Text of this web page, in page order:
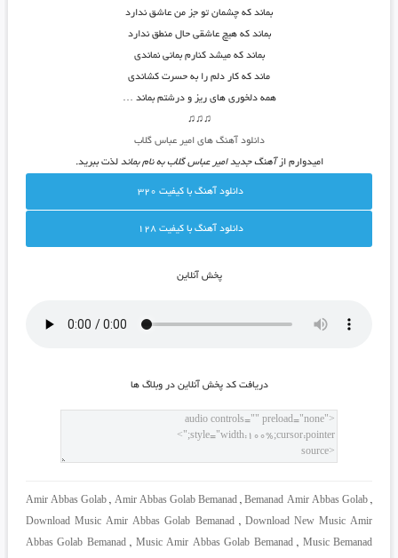
بماند که چشمان تو جز من عاشق ندارد
بماند که هیچ عاشقی حال منطق ندارد
بماند که میشد کنارم بمانی نماندی
ماند که کار دلم را به حسرت کشاندی
همه دلخوری های ریز و درشتم بماند …
♫♫♫
دانلود آهنگ های امیر عباس گلاب
امیدوارم از آهنگ جدید امیر عباس گلاب به نام بماند لذت ببرید.
دانلود آهنگ با کيفيت 320
دانلود آهنگ با کيفيت 128
پخش آنلاين
دريافت کد پخش آنلاين در وبلاگ ها
Amir Abbas Golab , Amir Abbas Golab Bemanad ,Bemanad Amir Abbas Golab ,
Download Music Amir Abbas Golab Bemanad, Download New Music Amir
Abbas Golab Bemanad, Music Amir Abbas Golab Bemanad, Music Bemanad